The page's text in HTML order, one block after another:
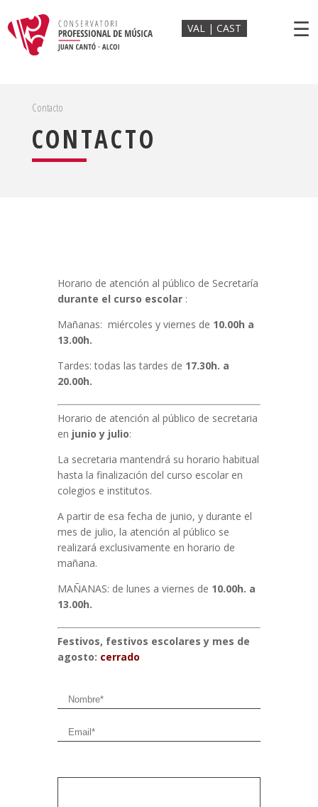
VAL CAST ☰
Contacto
CONTACTO
Horario de atención al público de Secretaría
durante el curso escolar:
Mañanas: miércoles y viernes de 10.00h a
13.00h.
Tardes: todas las tardes de 17.30h. a
20.00h.
Horario de atención al público de secretaria
en junio y julio:
La secretaria mantendrá su horario habitual
hasta la finalización del curso escolar en
colegios e institutos.
A partir de esa fecha de junio, y durante el
mes de julio, la atención al público se
realizará exclusivamente en horario de
mañana.
MAÑANAS: de lunes a viernes de 10.00h. a
13.00h.
Festivos, festivos escolares y mes de
agosto: cerrado